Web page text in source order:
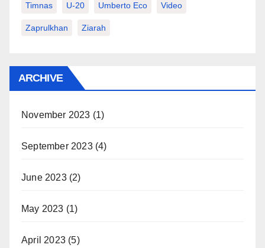
Timnas U-20 Umberto Eco Video
Zaprulkhan Ziarah
ARCHIVE
November 2023 (1)
September 2023(4)
June 2023(2)
May 2023 (1)
April 2023 (5)